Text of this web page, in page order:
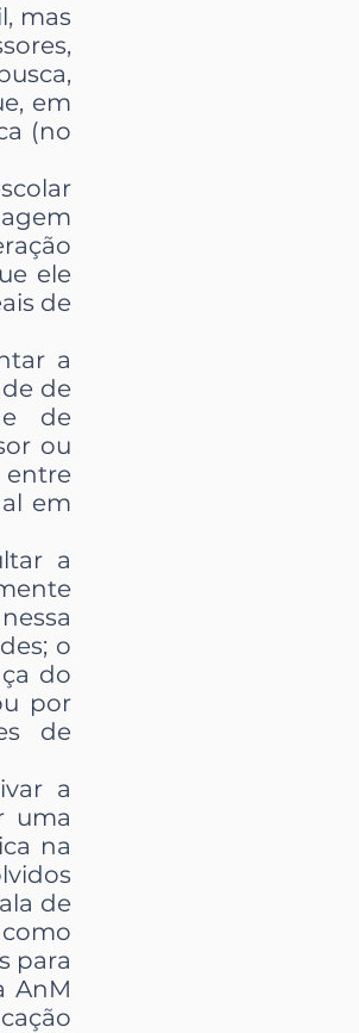
mas
em
(no
ele
de
a
de
de
ou
em
a
o
do
por
de
a
uma
na
de
para
AnM